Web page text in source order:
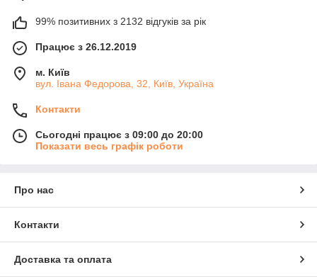
99% позитивних з 2132 відгуків за рік
Працює з 26.12.2019
м. Київ
вул. Івана Федорова, 32, Київ, Україна
Контакти
Сьогодні працює з 09:00 до 20:00
Показати весь графік роботи
Про нас
Контакти
Доставка та оплата